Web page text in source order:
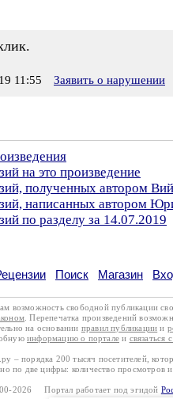
11:55 Заявить о нарушении
на это произведение
полученных автором
написанных автором
по разделу за 14.07.2019
Поиск Магазин
возможность свободной публикации
. Перепечатка произведений
на основании правил публикации и
информацию о портале и связаться
– порядка 200 тысяч посетителей,
по две цифры: количество просмотров и
2026 Портал работает под эгидой